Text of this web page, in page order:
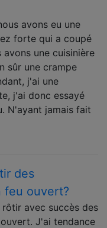
avons eu une
forte qui a coupé
une cuisinière
sûr une crampe
j'ai une
j'ai donc essayé
N'ayant jamais fait
des
feu ouvert?
avec succès des
J'ai tendance